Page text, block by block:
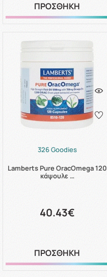
ΠΡΟΣΘΗΚΗ
326 Goodies
Lamberts Pure OracOmega 120
κάψουλε …
40.43€
ΠΡΟΣΘΗΚΗ